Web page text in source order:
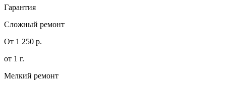
Гарантия
Сложный ремонт
От 1 250 р.
от 1 г.
Мелкий ремонт